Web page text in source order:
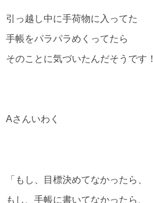
引っ越し中に手荷物に入ってた
手帳をパラパラめくってたら
そのことに気づいたんだそうです！
Aさんいわく
「もし、目標決めてなかったら、
もし、手帳に書いてなかったら、